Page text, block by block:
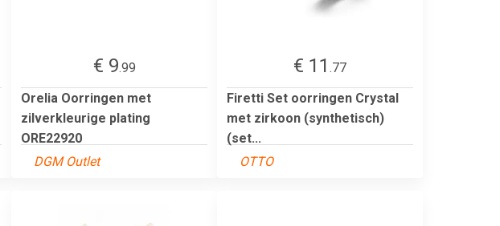
€ 9.99
Orelia Oorringen met
zilverkleurige plating
ORE22920
DGM Outlet
€ 11 .77
Firetti Set oorringen Crystal
met zirkoon (synthetisch)
(set...
OTTO